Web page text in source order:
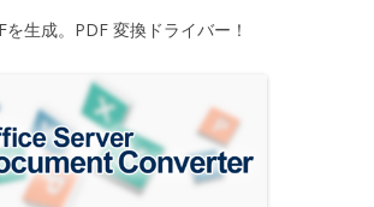
を生成。PDF 変換ドライバー！